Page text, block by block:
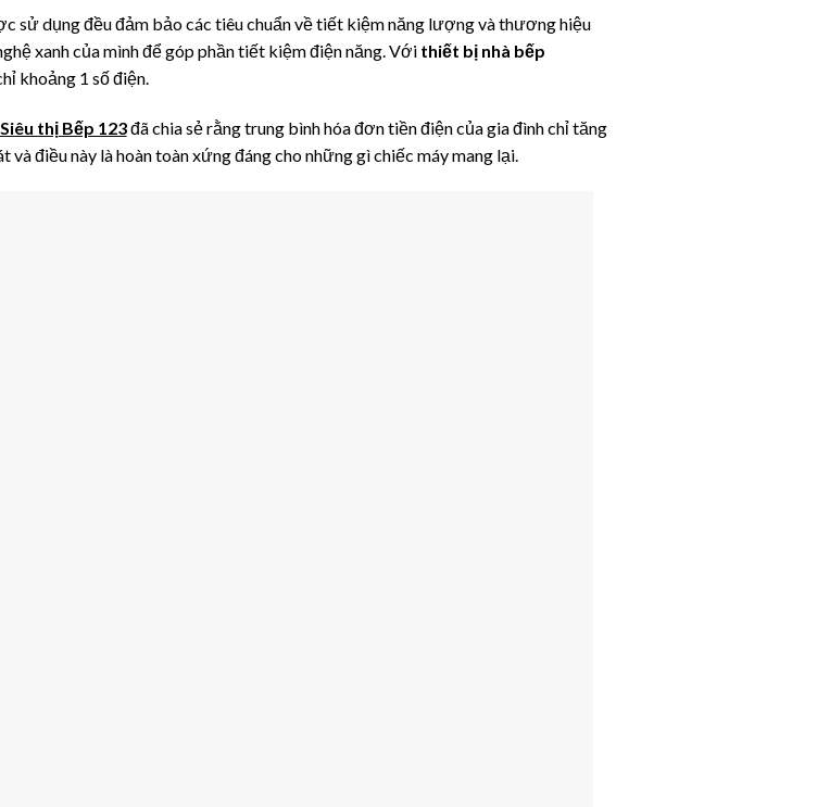
sử dụng đều đảm bảo các tiêu chuẩn về tiết kiệm năng lượng và thương hiệu
xanh của mình để góp phần tiết kiệm điện năng. Với thiết bị nhà bếp
khoảng 1 số điện.
Siêu thị Bếp 123đã chia sẻ rằng trung bình hóa đơn tiền điện của gia đình chỉ tăng
điều này là hoàn toàn xứng đáng cho những gì chiếc máy mang lại.